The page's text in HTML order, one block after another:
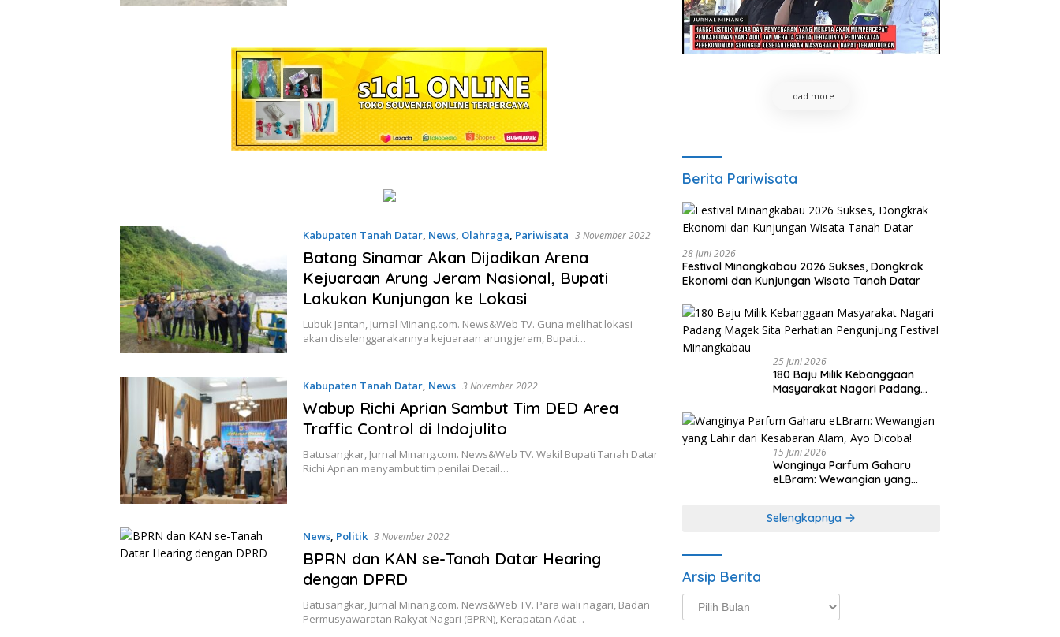
Kabupaten Tanah Datar, News, Olahraga, Pariwisata 3 November 2022
Batang Sinamar Akan Dijadikan Arena
Kejuaraan Arung Jeram Nasional, Bupati
Lakukan Kunjungan ke Lokasi
Lubuk Jantan, Jurnal Minang.com. News&Web TV. Guna melihat lokasi
akan diselenggarakannya kejuaraan arung jeram, Bupati…
Kabupaten Tanah Datar, News 3 November 2022
Wabup Richi Aprian Sambut Tim DED Area
Traffic Control di Indojulito
Batusangkar, Jurnal Minang.com. News&Web TV. Wakil Bupati Tanah Datar
Richi Aprian menyambut tim penilai Detail…
News, Politik 3 November 2022
BPRN dan KAN se-Tanah Datar Hearing
dengan DPRD
Batusangkar, Jurnal Minang.com. News&Web TV. Para wali nagari, Badan
Permusyawaratan Rakyat Nagari (BPRN), Kerapatan Adat…
Load more
Berita Pariwisata
28 Juni 2026
Festival Minangkabau 2026 Sukses, Dongkrak
Ekonomi dan Kunjungan Wisata Tanah Datar
25 Juni 2026
180 Baju Milik Kebanggaan
Masyarakat Nagari Padang
Pengunjung Festival
Minangkabau
15 Juni 2026
Wanginya Parfum Gaharu
eLBram: Wewangian yang
Selengkapnya
Arsip Berita
Arsip
Berita